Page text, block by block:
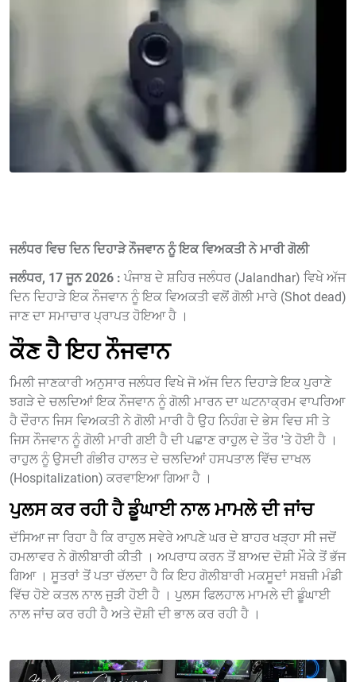
ਜਲੰਧਰ ਵਿਚ ਦਿਨ ਦਿਹਾੜੇ ਨੌਜਵਾਨ ਨੂੰ ਇਕ ਵਿਅਕਤੀ ਨੇ ਮਾਰੀ ਗੋਲੀ
ਜਲੰਧਰ, 17 ਜੂਨ 2026 : ਪੰਜਾਬ ਦੇ ਸ਼ਹਿਰ ਜਲੰਧਰ (Jalandhar) ਵਿਖੇ ਅੱਜ
ਦਿਨ ਦਿਹਾੜੇ ਇਕ ਨੌਜਵਾਨ ਨੂੰ ਇਕ ਵਿਅਕਤੀ ਵਲੋਂ ਗੋਲੀ ਮਾਰੇ (Shot dead)
ਜਾਣ ਦਾ ਸਮਾਚਾਰ ਪ੍ਰਾਪਤ ਹੋਇਆ ਹੈ ।
ਕੌਣ ਹੈ ਇਹ ਨੌਜਵਾਨ
ਮਿਲੀ ਜਾਣਕਾਰੀ ਅਨੁਸਾਰ ਜਲੰਧਰ ਵਿਖੇ ਜੋ ਅੱਜ ਦਿਨ ਦਿਹਾੜੇ ਇਕ ਪੁਰਾਣੇ
ਝਗੜੇ ਦੇ ਚਲਦਿਆਂ ਇਕ ਨੌਜਵਾਨ ਨੂੰ ਗੋਲੀ ਮਾਰਨ ਦਾ ਘਟਨਾਕ੍ਰਮ ਵਾਪਰਿਆ
ਹੈ ਦੌਰਾਨ ਜਿਸ ਵਿਅਕਤੀ ਨੇ ਗੋਲੀ ਮਾਰੀ ਹੈ ਉਹ ਨਿਹੰਗ ਦੇ ਭੇਸ ਵਿਚ ਸੀ ਤੇ
ਜਿਸ ਨੌਜਵਾਨ ਨੂੰ ਗੋਲੀ ਮਾਰੀ ਗਈ ਹੈ ਦੀ ਪਛਾਣ ਰਾਹੁਲ ਦੇ ਤੌਰ 'ਤੇ ਹੋਈ ਹੈ ।
ਰਾਹੁਲ ਨੂੰ ਉਸਦੀ ਗੰਭੀਰ ਹਾਲਤ ਦੇ ਚਲਦਿਆਂ ਹਸਪਤਾਲ ਵਿੱਚ ਦਾਖਲ
(Hospitalization) ਕਰਵਾਇਆ ਗਿਆ ਹੈ ।
ਪੁਲਸ ਕਰ ਰਹੀ ਹੈ ਡੂੰਘਾਈ ਨਾਲ ਮਾਮਲੇ ਦੀ ਜਾਂਚ
ਦੱਸਿਆ ਜਾ ਰਿਹਾ ਹੈ ਕਿ ਰਾਹੁਲ ਸਵੇਰੇ ਆਪਣੇ ਘਰ ਦੇ ਬਾਹਰ ਖੜ੍ਹਾ ਸੀ ਜਦੋਂ
ਹਮਲਾਵਰ ਨੇ ਗੋਲੀਬਾਰੀ ਕੀਤੀ । ਅਪਰਾਧ ਕਰਨ ਤੋਂ ਬਾਅਦ ਦੋਸ਼ੀ ਮੌਕੇ ਤੋਂ ਭੱਜ
ਗਿਆ । ਸੂਤਰਾਂ ਤੋਂ ਪਤਾ ਚੱਲਦਾ ਹੈ ਕਿ ਇਹ ਗੋਲੀਬਾਰੀ ਮਕਸੂਦਾਂ ਸਬਜ਼ੀ ਮੰਡੀ
ਵਿੱਚ ਹੋਏ ਕਤਲ ਨਾਲ ਜੁੜੀ ਹੋਈ ਹੈ । ਪੁਲਸ ਫਿਲਹਾਲ ਮਾਮਲੇ ਦੀ ਡੂੰਘਾਈ
ਨਾਲ ਜਾਂਚ ਕਰ ਰਹੀ ਹੈ ਅਤੇ ਦੋਸ਼ੀ ਦੀ ਭਾਲ ਕਰ ਰਹੀ ਹੈ ।